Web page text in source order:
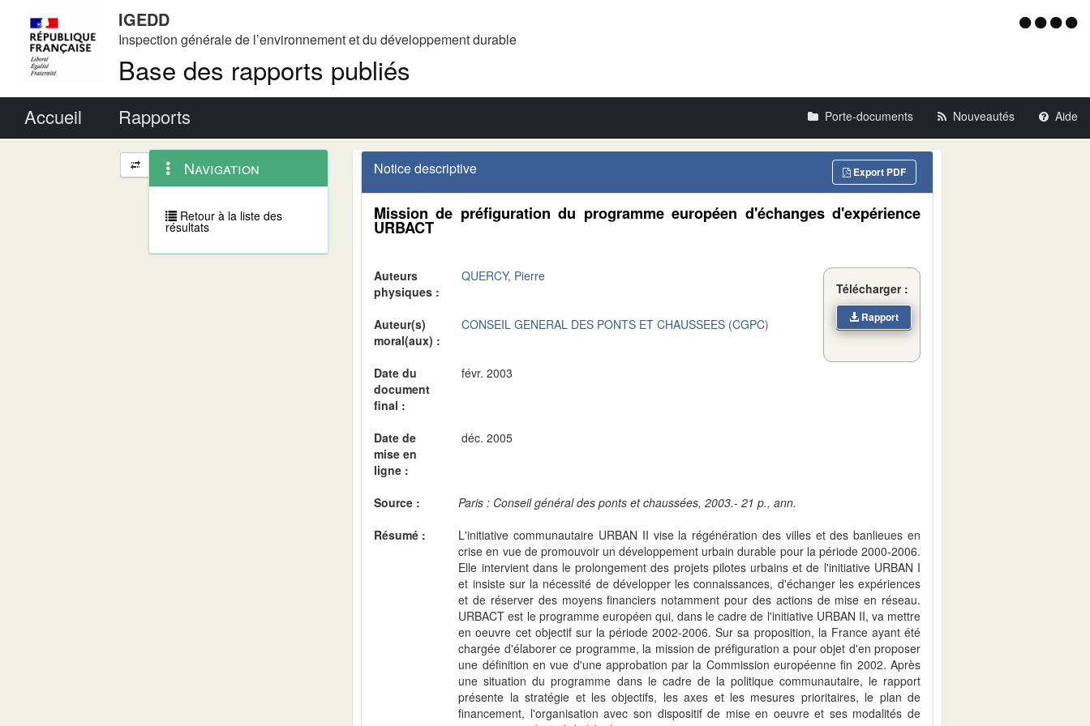
IGEDD
Inspection générale de l’environnement et du développement durable
Base des rapports publiés
Menu
Accueil Rapports Porte-documents Nouveautés Aide
Navigation
et
outils
annexes
contextuel
Navigation
Retour à la liste des
résultats
Notice descriptive Export PDF
Mission de préfiguration du programme européen d'échanges d'expérience
URBACT
Auteurs
physiques :
QUERCY, Pierre
Auteur(s)
moral(aux) :
CONSEIL GENERAL DES PONTS ET CHAUSSEES (CGPC)
Date du
document
final :
févr. 2003
Date de
mise en
ligne :
déc. 2005
Télécharger :
Rapport
Source :
Paris : Conseil général des ponts et chaussées, 2003.- 21 p., ann.
Résumé :
L'initiative communautaire URBAN II vise la régénération des villes et des banlieues en
crise en vue de promouvoir un développement urbain durable pour la période 2000-2006.
Elle intervient dans le prolongement des projets pilotes urbains et de l'initiative URBAN I
et insiste sur la nécessité de développer les connaissances, d'échanger les expériences
et de réserver des moyens financiers notamment pour des actions de mise en réseau.
URBACT est le programme européen qui, dans le cadre de l'initiative URBAN II, va mettre
en oeuvre cet objectif sur la période 2002-2006. Sur sa proposition, la France ayant été
chargée d'élaborer ce programme, la mission de préfiguration a pour objet d'en proposer
une définition en vue d'une approbation par la Commission européenne fin 2002. Après
une situation du programme dans le cadre de la politique communautaire, le rapport
présente la stratégie et les objectifs, les axes et les mesures prioritaires, le plan de
financement, l'organisation avec son dispositif de mise en oeuvre et ses modalités de